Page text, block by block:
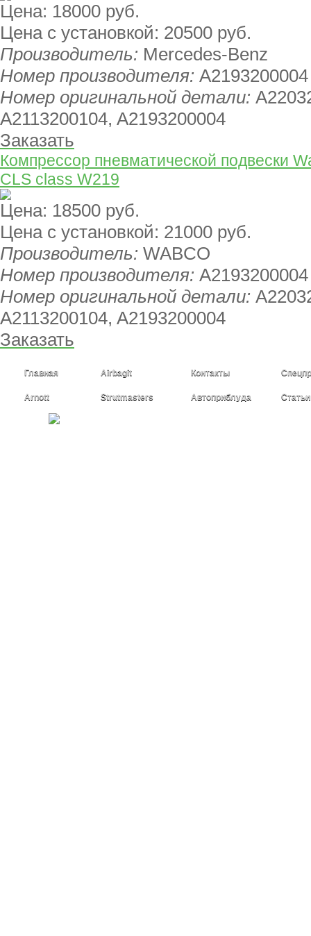
Цена: 18000 руб.
Цена с установкой: 20500 руб.
Производитель: Mercedes-Benz
Номер производителя: A2193200004
Номер оригинальной детали:
A2113200104, A2193200004
Заказать
Компрессор пневматической подвески
CLS class W219
Цена: 18500 руб.
Цена с установкой: 21000 руб.
Производитель: WABCO
Номер производителя: A2193200004
Номер оригинальной детали:
A2113200104, A2193200004
Заказать
Главная Airbagit Контакты
Arnott Strutmasters Автоприблуда Статьи